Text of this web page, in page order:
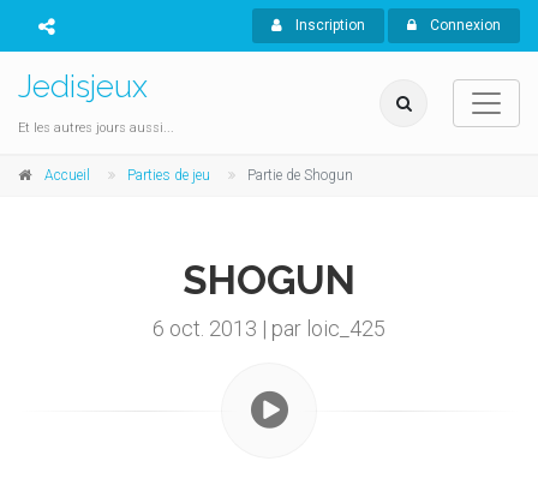
Inscription Connexion
Jedisjeux
Et les autres jours aussi...
Accueil Parties de jeu Partie de Shogun
SHOGUN
6 oct. 2013 | par loic_425